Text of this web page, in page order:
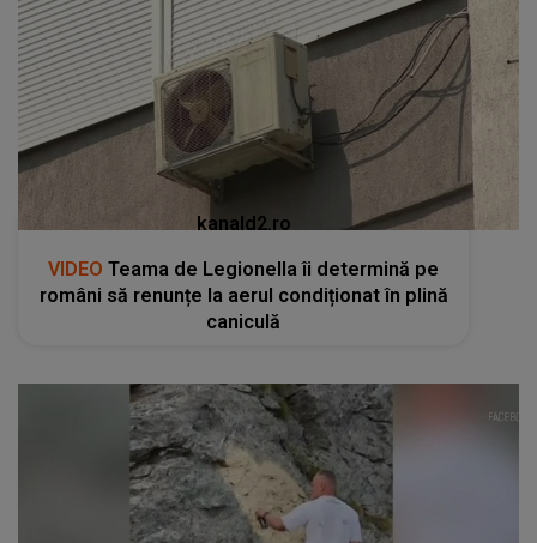
kanald2.ro
VIDEO Teama de Legionella îi determină pe
români să renunțe la aerul condiționat în plină
caniculă